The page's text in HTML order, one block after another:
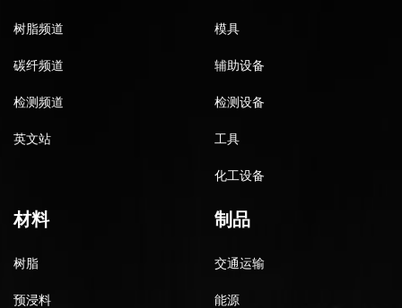
树脂频道
碳纤频道
检测频道
英文站
模具
辅助设备
检测设备
工具
化工设备
材料
树脂
预浸料
制品
交通运输
能源